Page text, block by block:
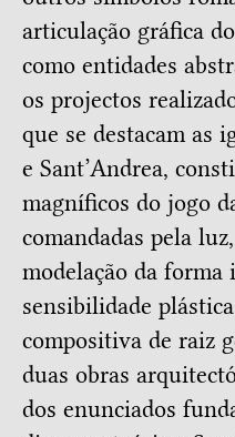
articulação gráfica
como entidades
os projectos
que se destacam as
e Sant’Andrea,
magníficos do jogo
comandadas pela
modelação da
sensibilidade
compositiva de raiz
duas obras
dos enunciados